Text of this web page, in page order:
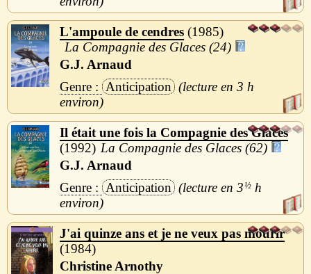
L'ampoule de cendres 1985
La Compagnie des Glaces (24)
G.J. Arnaud
Anticipation
3 h
Il était une fois la Compagnie des Glaces
1992
La Compagnie des Glaces (62)
G.J. Arnaud
Anticipation
3½ h
J'ai quinze ans et je ne veux pas mourir
1984
Christine Arnothy